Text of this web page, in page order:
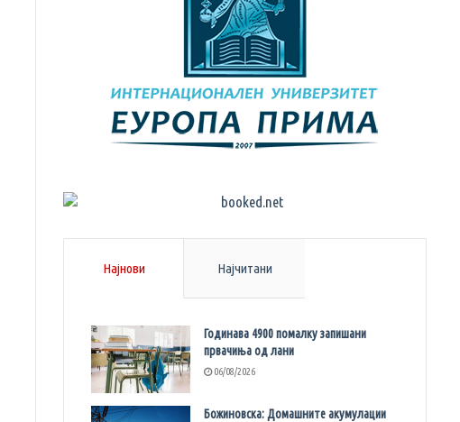
Најнови Најчитани
Годинава 4900 помалку запишани
првачиња од лани
06/08/2026
Божиновска: Домашните акумулации